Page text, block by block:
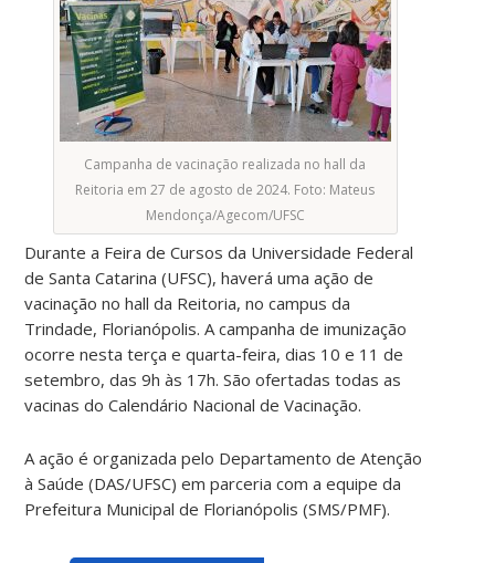
Campanha de vacinação realizada no hall da
Reitoria em 27 de agosto de 2024. Foto: Mateus
Mendonça/Agecom/UFSC
Durante a Feira de Cursos da Universidade Federal
de Santa Catarina (UFSC), haverá uma ação de
vacinação no hall da Reitoria, no campus da
Trindade, Florianópolis. A campanha de imunização
ocorre nesta terça e quarta-feira, dias 10 e 11 de
setembro, das 9h às 17h. São ofertadas todas as
vacinas do Calendário Nacional de Vacinação.
A ação é organizada pelo Departamento de Atenção
à Saúde (DAS/UFSC) em parceria com a equipe da
Prefeitura Municipal de Florianópolis (SMS/PMF).